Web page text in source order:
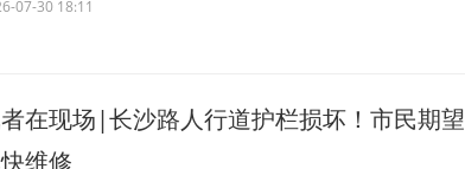
07-30 18:11
在现场|长沙路人行道护栏损坏！市民期望
维修